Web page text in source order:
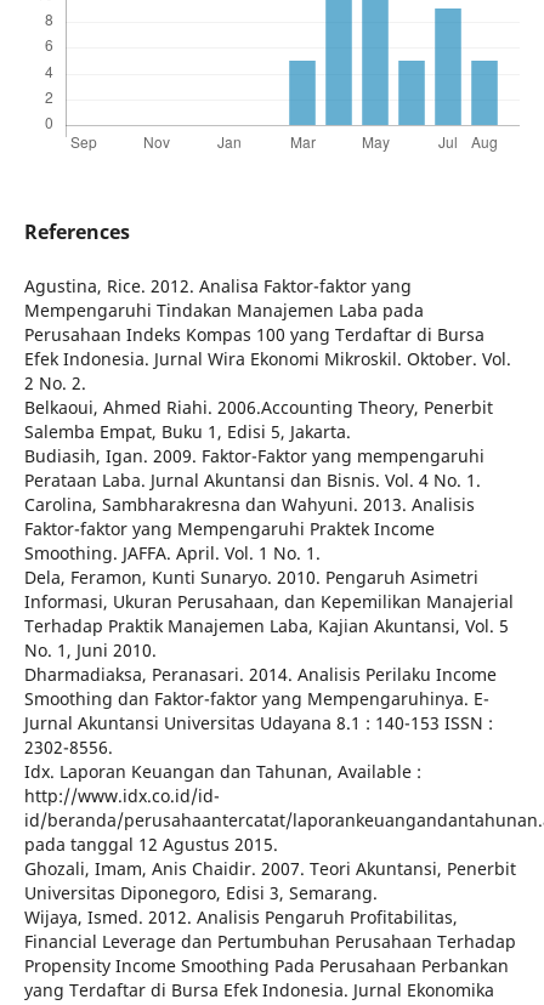
References
Agustina, Rice. 2012. Analisa Faktor-faktor yang
Mempengaruhi Tindakan Manajemen Laba pada
Perusahaan Indeks Kompas 100 yang Terdaftar di Bursa
Efek Indonesia. Jurnal Wira Ekonomi Mikroskil. Oktober. Vol.
2 No. 2.
Belkaoui, Ahmed Riahi. 2006.Accounting Theory, Penerbit
Salemba Empat, Buku 1, Edisi 5, Jakarta.
Budiasih, Igan. 2009. Faktor-Faktor yang mempengaruhi
Perataan Laba. Jurnal Akuntansi dan Bisnis. Vol. 4 No. 1.
Carolina, Sambharakresna dan Wahyuni. 2013. Analisis
Faktor-faktor yang Mempengaruhi Praktek Income
Smoothing. JAFFA. April. Vol. 1 No. 1.
Dela, Feramon, Kunti Sunaryo. 2010. Pengaruh Asimetri
Informasi, Ukuran Perusahaan, dan Kepemilikan Manajerial
Terhadap Praktik Manajemen Laba, Kajian Akuntansi, Vol. 5
No. 1, Juni 2010.
Dharmadiaksa, Peranasari. 2014. Analisis Perilaku Income
Smoothing dan Faktor-faktor yang Mempengaruhinya. E-
Jurnal Akuntansi Universitas Udayana 8.1 : 140-153 ISSN :
2302-8556.
Idx. Laporan Keuangan dan Tahunan, Available :
http://www.idx.co.id/id-
id/beranda/perusahaantercatat/
pada tanggal 12 Agustus 2015.
Ghozali, Imam, Anis Chaidir. 2007. Teori Akuntansi, Penerbit
Universitas Diponegoro, Edisi 3, Semarang.
Wijaya, Ismed. 2012. Analisis Pengaruh Profitabilitas,
Financial Leverage dan Pertumbuhan Perusahaan Terhadap
Propensity Income Smoothing Pada Perusahaan Perbankan
yang Terdaftar di Bursa Efek Indonesia. Jurnal Ekonomika